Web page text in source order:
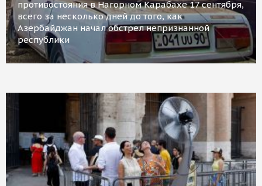
противостояния в Нагорном Карабахе 17 сентября,
всего за несколько дней до того, как
Азербайджан начал обстрел непризнанной
республики